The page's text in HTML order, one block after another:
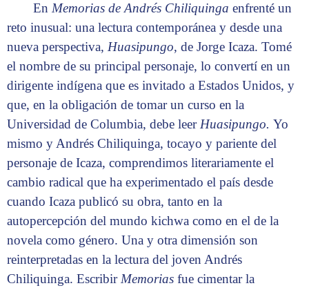
En Memorias de Andrés Chiliquinga enfrenté un
reto inusual: una lectura contemporánea y desde una
nueva perspectiva, Huasipungo, de Jorge Icaza. Tomé
el nombre de su principal personaje, lo convertí en un
dirigente indígena que es invitado a Estados Unidos, y
que, en la obligación de tomar un curso en la
Universidad de Columbia, debe leer Huasipungo. Yo
mismo y Andrés Chiliquinga, tocayo y pariente del
personaje de Icaza, comprendimos literariamente el
cambio radical que ha experimentado el país desde
cuando Icaza publicó su obra, tanto en la
autopercepción del mundo kichwa como en el de la
novela como género. Una y otra dimensión son
reinterpretadas en la lectura del joven Andrés
Chiliquinga. Escribir Memorias fue cimentar la